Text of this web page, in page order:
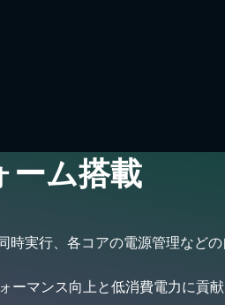
ム搭載
実行、各コアの電源管理など
マンス向上と低消費電力に貢献